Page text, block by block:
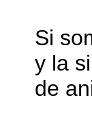
Si
y la
de